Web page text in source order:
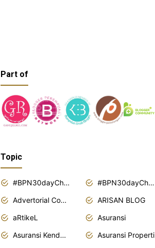
Part of
Topic
#BPN30dayChallenge2018
#BPN30dayChallenge2019
Advertorial Content
ARISAN BLOG
aRtikeL
Asuransi
Asuransi Kendaraan
Asuransi Properti